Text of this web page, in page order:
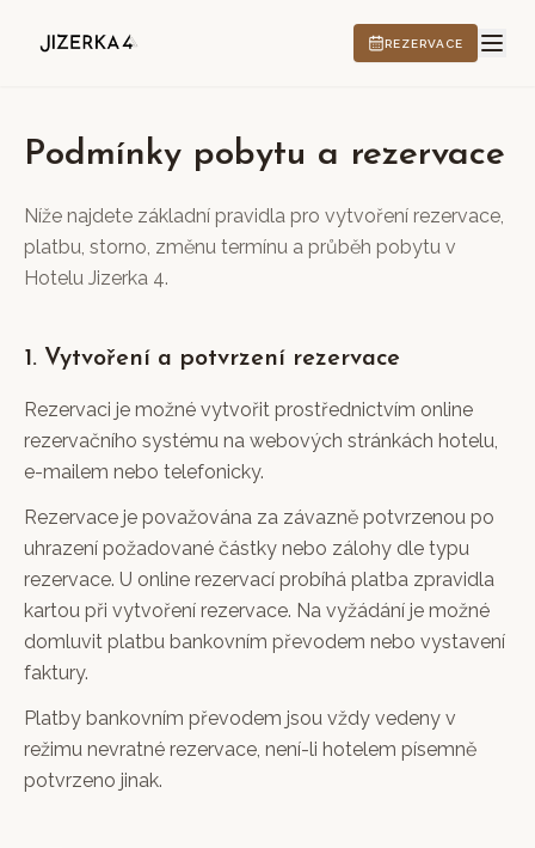
REZERVACE
CS EN DE PL
Podmínky pobytu a rezervace
Níže najdete základní pravidla pro vytvoření rezervace,
platbu, storno, změnu termínu a průběh pobytu v
Hotelu Jizerka 4.
1. Vytvoření a potvrzení rezervace
Rezervaci je možné vytvořit prostřednictvím online
rezervačního systému na webových stránkách hotelu,
e-mailem nebo telefonicky.
Rezervace je považována za závazně potvrzenou po
uhrazení požadované částky nebo zálohy dle typu
rezervace. U online rezervací probíhá platba zpravidla
kartou při vytvoření rezervace. Na vyžádání je možné
domluvit platbu bankovním převodem nebo vystavení
faktury.
Platby bankovním převodem jsou vždy vedeny v
režimu nevratné rezervace, není-li hotelem písemně
potvrzeno jinak.